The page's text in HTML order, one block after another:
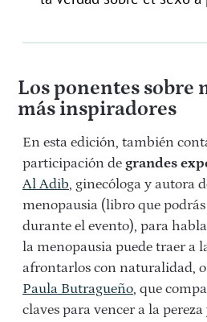
Los ponentes sobre
más inspiradores
En esta edición, también
participación de grandes
Al Adib, ginecóloga y autora
menopausia (libro que
durante el evento), para
la menopausia puede traer a
afrontarlos con naturalidad, o
Paula Butragueño, que
claves para vencer a la